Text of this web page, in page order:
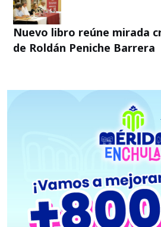
Nuevo libro reúne mirada
de Roldán Peniche Barrera